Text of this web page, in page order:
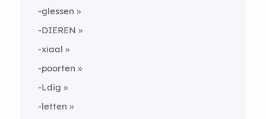
-glessen
-DIEREN
-xiaal
-poorten
-Ldig
-letten